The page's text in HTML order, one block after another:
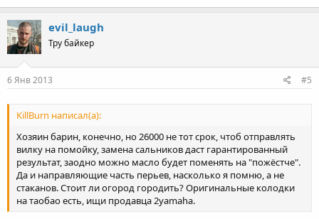
evil_laugh
Тру байкер
6 Янв 2013 #5
KillBurn написал(а):
Хозяин барин, конечно, но 26000 не тот срок, чтоб отправлять
вилку на помойку, замена сальников даст гарантированный
результат, заодно можно масло будет поменять на "пожёстче".
Да и направляющие часть перьев, насколько я помню, а не
стаканов. Стоит ли огород городить? Оригинальные колодки
на таобао есть, ищи продавца 2yamaha.